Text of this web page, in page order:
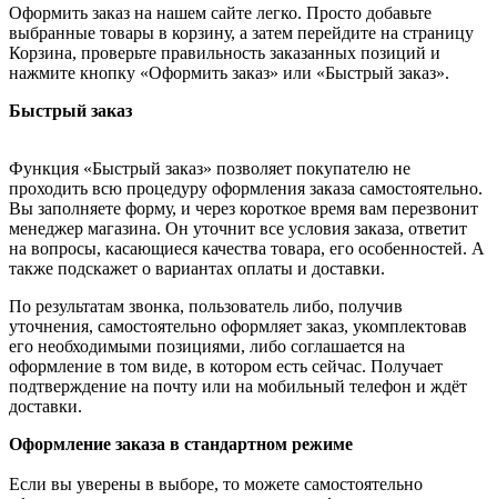
Оформить заказ на нашем сайте легко. Просто добавьте
выбранные товары в корзину, а затем перейдите на страницу
Корзина, проверьте правильность заказанных позиций и
нажмите кнопку «Оформить заказ» или «Быстрый заказ».
Быстрый заказ
Функция «Быстрый заказ» позволяет покупателю не
проходить всю процедуру оформления заказа самостоятельно.
Вы заполняете форму, и через короткое время вам перезвонит
менеджер магазина. Он уточнит все условия заказа, ответит
на вопросы, касающиеся качества товара, его особенностей. А
также подскажет о вариантах оплаты и доставки.
По результатам звонка, пользователь либо, получив
уточнения, самостоятельно оформляет заказ, укомплектовав
его необходимыми позициями, либо соглашается на
оформление в том виде, в котором есть сейчас. Получает
подтверждение на почту или на мобильный телефон и ждёт
доставки.
Оформление заказа в стандартном режиме
Если вы уверены в выборе, то можете самостоятельно